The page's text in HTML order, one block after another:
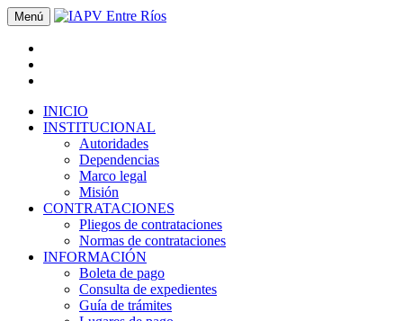
Menú
INICIO
INSTITUCIONAL
Autoridades
Dependencias
Marco legal
Misión
CONTRATACIONES
Pliegos de contrataciones
Normas de contrataciones
INFORMACIÓN
Boleta de pago
Consulta de expedientes
Guía de trámites